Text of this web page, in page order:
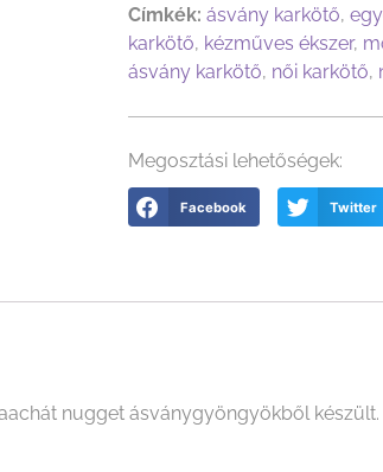
Címkék: ásvány karkötő,
karkötő, kézműves ékszer,
ásvány karkötő, női karkötő,
Megosztási lehetőségek:
Facebook Twitter
nugget ásványgyöngyökből készült.